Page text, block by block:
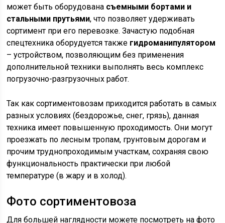
может быть оборудована съемными бортами и
стальными прутьями, что позволяет удерживать
сортимент при его перевозке. Зачастую подобная
спецтехника оборудуется также гидроманипулятором
– устройством, позволяющим без применения
дополнительной техники выполнять весь комплекс
погрузочно-разгрузочных работ.
Так как сортиментовозам приходится работать в самых
разных условиях (бездорожье, снег, грязь), данная
техника имеет повышенную проходимость. Они могут
проезжать по лесным тропам, грунтовым дорогам и
прочим труднопроходимым участкам, сохраняя свою
функциональность практически при любой
температуре (в жару и в холод).
Фото сортиментовоза
Для большей наглядности можете посмотреть на фото